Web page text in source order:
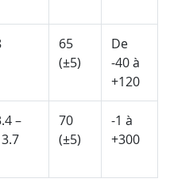
65
(±5)
De
-40 à
+120
–
70
(±5)
-1 à
+300